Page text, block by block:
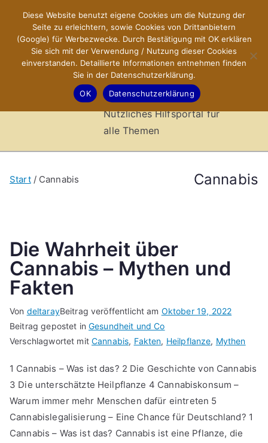
springen
X-Sites.de
–
Hilfsportal
Nützliches Hilfsportal für
alle Themen
Cannabis
Start Cannabis
Die Wahrheit über
Cannabis – Mythen und
Fakten
Von deltarayBeitrag veröffentlicht am Oktober 19, 2022
Beitrag gepostet inGesundheit und Co
Verschlagwortet mitCannabis, Fakten, Heilpflanze, Mythen
1 Cannabis – Was ist das? 2 Die Geschichte von Cannabis
3 Die unterschätzte Heilpflanze 4 Cannabiskonsum –
Warum immer mehr Menschen dafür eintreten 5
Cannabislegalisierung – Eine Chance für Deutschland? 1
Cannabis – Was ist das? Cannabis ist eine Pflanze, die
Diese Website benutzt eigene Cookies um die Nutzung der
Seite zu erleichtern, sowie Cookies von Drittanbietern
(Google) für Werbezwecke. Durch Bestätigung mit OK erklären
Sie sich mit der Verwendung / Nutzung dieser Cookies
einverstanden. Detaillierte Informationen entnehmen finden
Sie in der Datenschutzerklärung.
OK
Datenschutzerklärung